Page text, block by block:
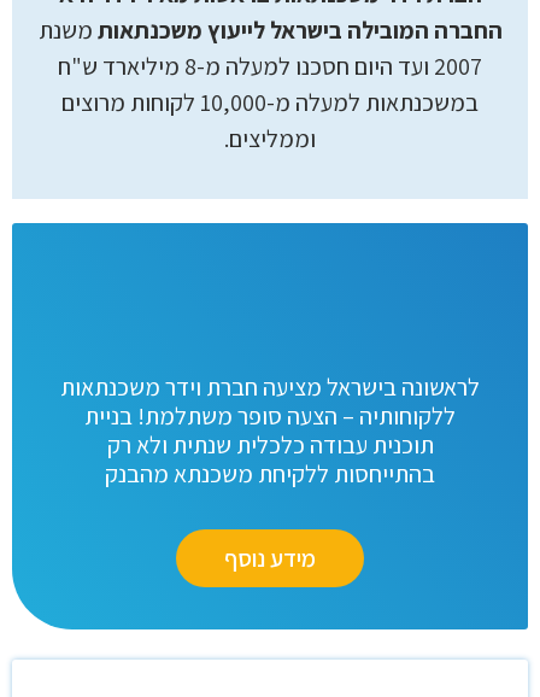
החברה המובילה בישראל לייעוץ משכנתאותמשנת
2007 ועד היום חסכנו למעלה מ-8 מיליארד ש"ח
במשכנתאות למעלה מ-10,000 לקוחות מרוצים
וממליצים.
לראשונה בישראל מציעה חברת וידר משכנתאות
ללקוחותיה – הצעה סופר משתלמת! בניית
תוכנית עבודה כלכלית שנתית ולא רק
בהתייחסות ללקיחת משכנתא מהבנק
מידע נוסף